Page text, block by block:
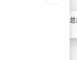
嘉悦大酒店(沃尔玛粤运